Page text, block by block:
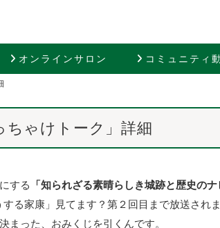
オンラインサロン コミュニティ
ちゃけトーク」詳細
する 「知られざる素晴らしき城跡と歴史のナ
る家康」見てます？第２回目まで放送され
った、おみくじを引くんです。